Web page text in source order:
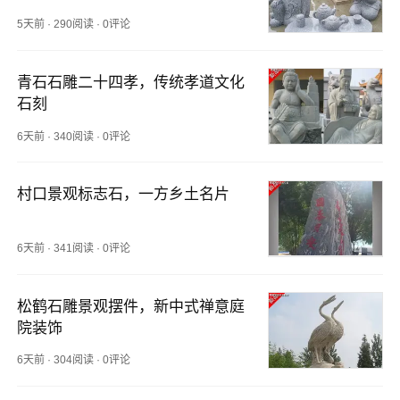
5天前 ·290阅读 ·0评论
青石石雕二十四孝，传统孝道文化
石刻
6天前 ·340阅读 ·0评论
村口景观标志石，一方乡土名片
6天前 ·341阅读 ·0评论
松鹤石雕景观摆件，新中式禅意庭
院装饰
6天前 ·304阅读 ·0评论